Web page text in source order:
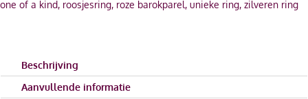
one of a kind, roosjesring, roze barokparel, unieke ring, zilveren ring
Beschrijving
Aanvullende informatie